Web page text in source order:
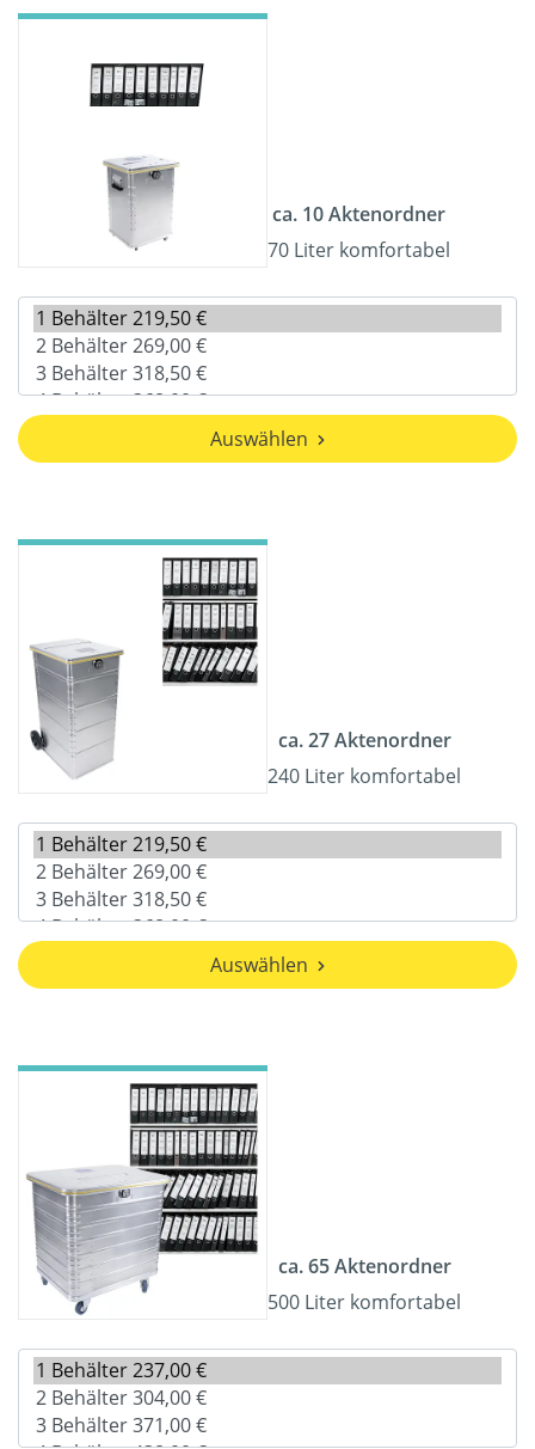
ca. 10 Aktenordner
70 Liter komfortabel
Auswählen
ca. 27 Aktenordner
240 Liter komfortabel
Auswählen
ca. 65 Aktenordner
500 Liter komfortabel